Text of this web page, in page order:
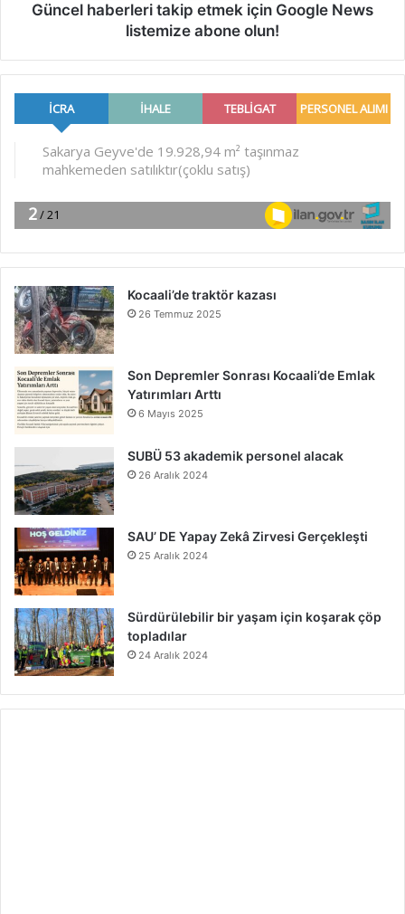
Güncel haberleri takip etmek için Google News
listemize abone olun!
Kocaali’de traktör kazası
26 Temmuz 2025
Son Depremler Sonrası Kocaali’de Emlak
Yatırımları Arttı
6 Mayıs 2025
SUBÜ 53 akademik personel alacak
26 Aralık 2024
SAU’ DE Yapay Zekâ Zirvesi Gerçekleşti
25 Aralık 2024
Sürdürülebilir bir yaşam için koşarak çöp
topladılar
24 Aralık 2024